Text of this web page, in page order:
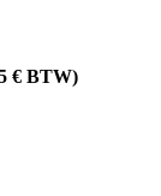
€ BTW)